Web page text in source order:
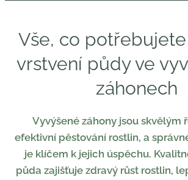
Vše, co
vrstvení půdy ve
záhonech
Vyvýšené záhony jsou skvělým
efektivní pěstování rostlin, a
je klíčem k jejich úspěchu.
půda zajišťuje zdravý růst rostlin,